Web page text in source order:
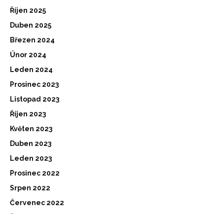
Říjen 2025
Duben 2025
Březen 2024
Únor 2024
Leden 2024
Prosinec 2023
Listopad 2023
Říjen 2023
Květen 2023
Duben 2023
Leden 2023
Prosinec 2022
Srpen 2022
Červenec 2022